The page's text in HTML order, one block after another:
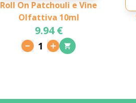
Roll On Patchouli e Vine
Olfattiva 10ml
9.94 €
1